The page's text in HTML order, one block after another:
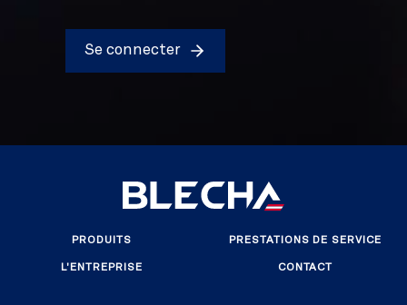
Se connecter
PRODUITS PRESTATIONS DE SERVICE
L'ENTREPRISE CONTACT